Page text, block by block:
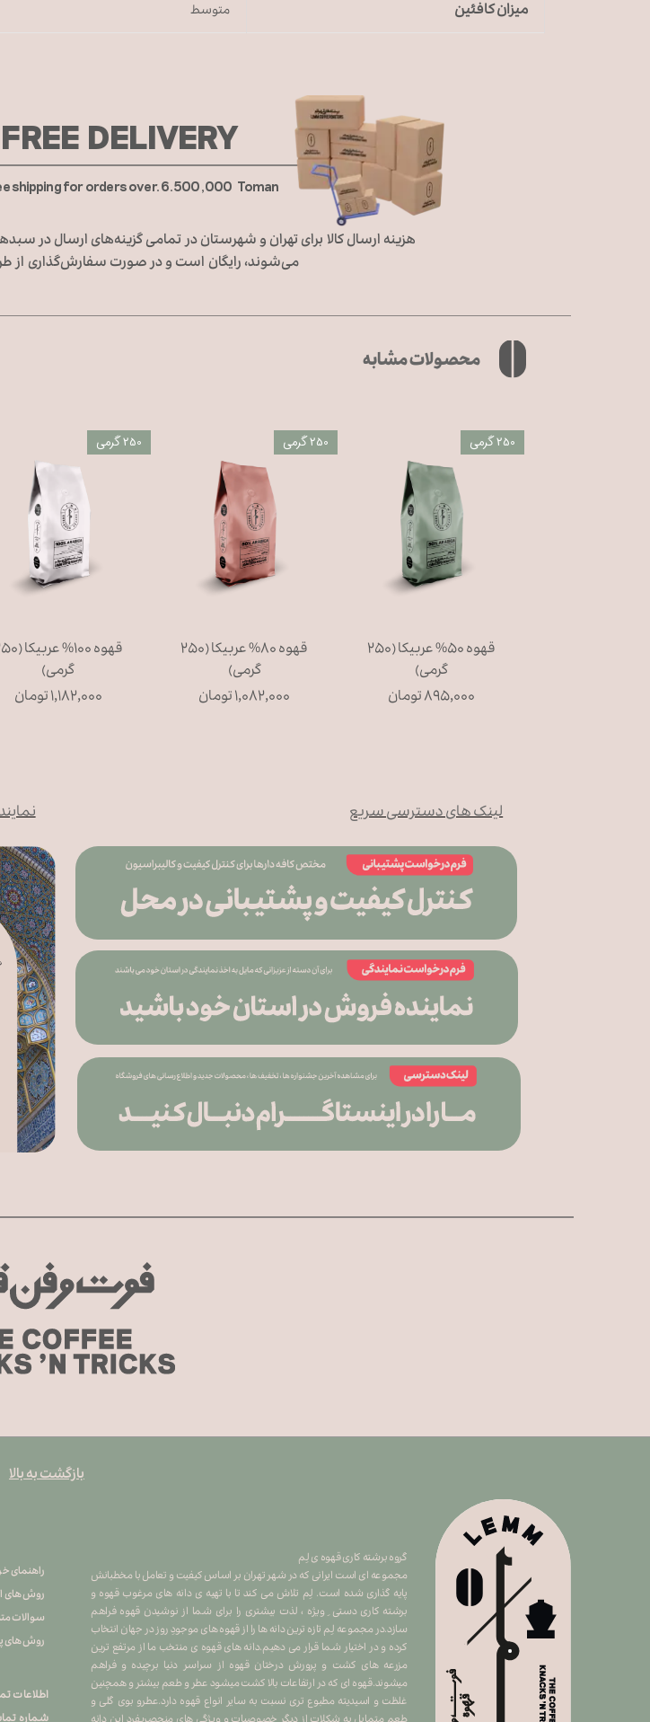
میزان کافئین متوسط
FREE DELIVERY
shipping for orders over. 6.500,000 Toman
می‌شوند، رایگان است و در صورت سفارش‌گذاری از
محصولات مشابه
قهوه ۵۰% عربیکا (۲۵۰
گرمی)
۸۹۵,۰۰۰ تومان
250 گرمی
قهوه ۸۰% عربیکا (۲۵۰
گرمی)
۱,۰۸۲,۰۰۰ تومان
250 گرمی
قهوه ۱۰۰%
گرمی)
۱,۱۸۲,۰۰۰ تومان
250 گرمی
لینک های دسترسی سریع
گروه برشته کاری قهوه ی لِم
​​​​​​​مجموعه ای است ایرانی که در شهر تهران بر اساس کیفیت و تعامل با مخطبانش
پایه گذاری شده است. لِم تلاش می کند تا با تهیه ی دانه های مرغوب قهوه و
برشته کاری دستی ِ ویژه ، لذت بیشتری را برای شما از نوشیدن قهوه فراهم
سازد.در مجموعه لِم تازه ترین دانه ها را از قهوه های موجودِ روز در جهان انتخاب
کرده و در اختیار شما قرار می دهیم.دانه های قهوه ی منتخب ما از مرتفع ترین
مزرعه های کشت و پرورش درختان قهوه از سراسر دنیا برچیده و فراهم
میشوند.قهوه ای که در ارتفاعات بالا کشت میشود عطر و طعم بیشتر و همچنین
غلظت و اسیدیته مطبوع تری نسبت به سایر انواع قهوه دارد.عطرو بوی گلی و
راهنمای
روش های
سوالات
روش های
اطلاعات
بازگشت به بالا